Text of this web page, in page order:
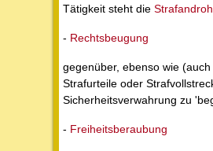
Tätigkeit steht die
- Rechtsbeugung
gegenüber, ebenso wie
Strafurteile oder
Sicherheitsverwahrung zu
- Freiheitsberaubung